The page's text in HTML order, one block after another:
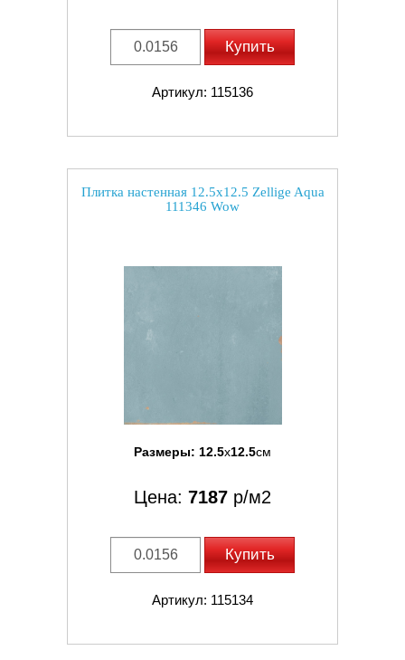
Купить
Артикул: 115136
Плитка настенная 12.5x12.5 Zellige Aqua
111346 Wow
Размеры: 12.5x12.5см
Цена: 7187 р/м2
Купить
Артикул: 115134